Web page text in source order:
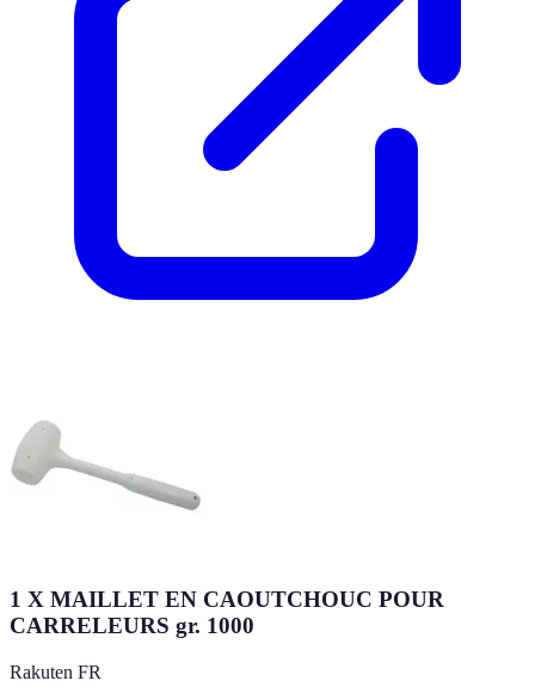
1 X MAILLET EN CAOUTCHOUC POUR
CARRELEURS gr. 1000
Rakuten FR